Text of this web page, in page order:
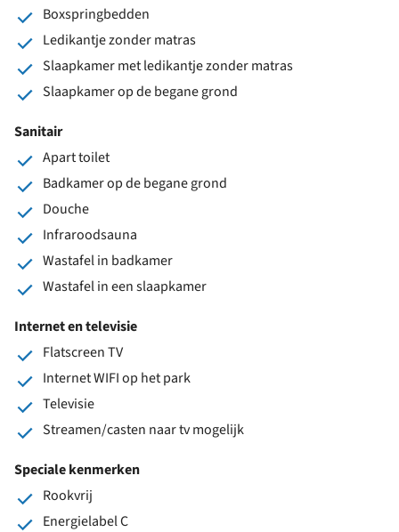
Boxspringbedden
Ledikantje zonder matras
Slaapkamer met ledikantje zonder matras
Slaapkamer op de begane grond
Sanitair
Apart toilet
Badkamer op de begane grond
Douche
Infraroodsauna
Wastafel in badkamer
Wastafel in een slaapkamer
Internet en televisie
Flatscreen TV
Internet WIFI op het park
Televisie
Streamen/casten naar tv mogelijk
Speciale kenmerken
Rookvrij
Energielabel C